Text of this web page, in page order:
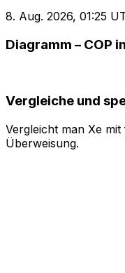
8. Aug. 2026, 01:25
Diagramm – COP
Vergleiche und
Vergleicht man Xe
Überweisung.